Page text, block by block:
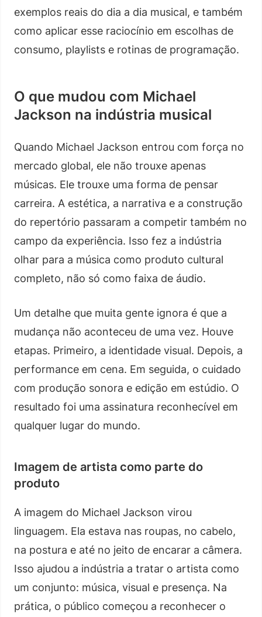
exemplos reais do dia a dia musical, e também
como aplicar esse raciocínio em escolhas de
consumo, playlists e rotinas de programação.
O que mudou com Michael
Jackson na indústria musical
Quando Michael Jackson entrou com força no
mercado global, ele não trouxe apenas
músicas. Ele trouxe uma forma de pensar
carreira. A estética, a narrativa e a construção
do repertório passaram a competir também no
campo da experiência. Isso fez a indústria
olhar para a música como produto cultural
completo, não só como faixa de áudio.
Um detalhe que muita gente ignora é que a
mudança não aconteceu de uma vez. Houve
etapas. Primeiro, a identidade visual. Depois, a
performance em cena. Em seguida, o cuidado
com produção sonora e edição em estúdio. O
resultado foi uma assinatura reconhecível em
qualquer lugar do mundo.
Imagem de artista como parte do
produto
A imagem do Michael Jackson virou
linguagem. Ela estava nas roupas, no cabelo,
na postura e até no jeito de encarar a câmera.
Isso ajudou a indústria a tratar o artista como
um conjunto: música, visual e presença. Na
prática, o público começou a reconhecer o